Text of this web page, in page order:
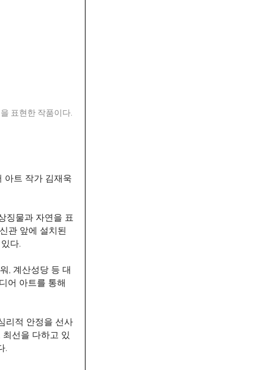
표현한 작품이다.
아트 작가 김재욱
징물과 자연을 표
관 앞에 설치된
다.
, 계산성당 등 대
어 아트를 통해
리적 안정을 선사
선을 다하고 있
.